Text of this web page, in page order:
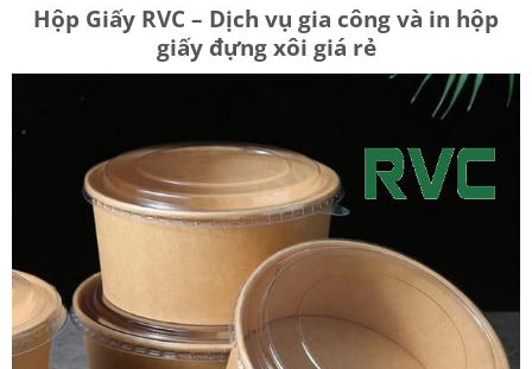
Hộp Giấy RVC – Dịch vụ gia công và in hộp
giấy đựng xôi giá rẻ